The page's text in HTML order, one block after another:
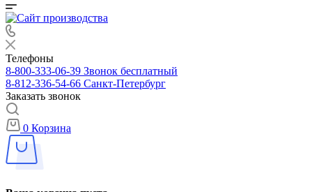
Телефоны
8-800-333-06-39 Звонок бесплатный
8-812-336-54-66 Санкт-Петербург
Заказать звонок
0 Корзина